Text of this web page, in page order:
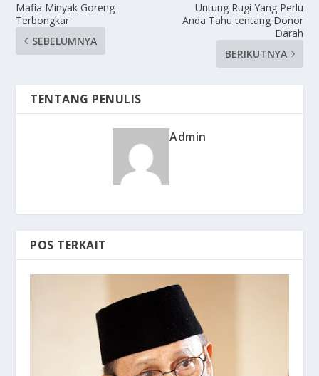
Mafia Minyak Goreng
Terbongkar
SEBELUMNYA
Untung Rugi Yang Perlu
Anda Tahu tentang Donor
Darah
BERIKUTNYA
TENTANG PENULIS
Admin
POS TERKAIT